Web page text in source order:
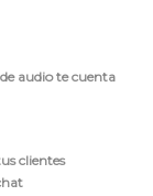
audio te cuenta
clientes